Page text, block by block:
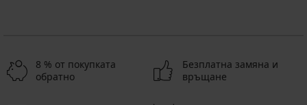
8 % от покупката
обратно
Безплатна замяна и
връщане